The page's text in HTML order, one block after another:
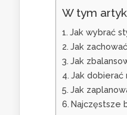
W tym
Jak wybrać
Jak
Jak
Jak dobierać
Jak
Najczęstsze